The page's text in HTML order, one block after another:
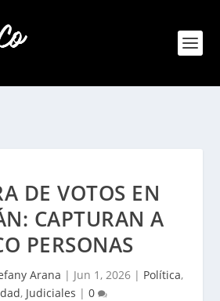
DE VOTOS EN
CAPTURAN A
PERSONAS
Arana | Jun 1, 2026 | Política,
, Judiciales | 0